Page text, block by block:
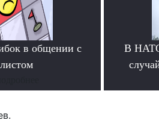
в общении с
В НАТО